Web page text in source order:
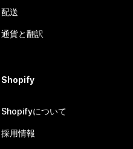
配送
通貨と翻訳
Shopify
Shopifyについて
採用情報